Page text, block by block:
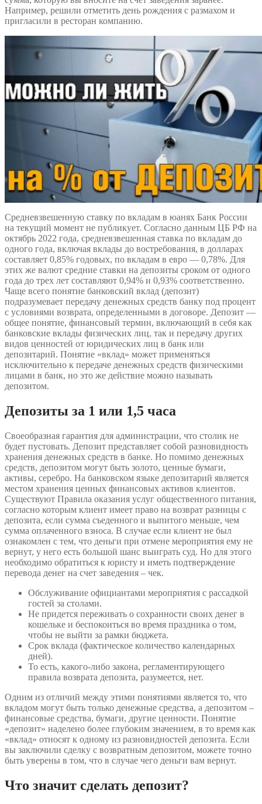
Например, решили отметить день рождения с размахом и
пригласили в ресторан компанию.
Средневзвешенную ставку по вкладам в юанях Банк России
на текущий момент не публикует. Согласно данным ЦБ РФ на
октябрь 2022 года, средневзвешенная ставка по вкладам до
одного года, включая вклады до востребования, в долларах
составляет 0,85% годовых, по вкладам в евро — 0,78%. Для
этих же валют средние ставки на депозиты сроком от одного
года до трех лет составляют 0,94% и 0,93% соответственно.
Чаще всего понятие банковский вклад (депозит)
подразумевает передачу денежных средств банку под процент
с условиями возврата, определенными в договоре. Депозит —
общее понятие, финансовый термин, включающий в себя как
банковские вклады физических лиц, так и передачу других
видов ценностей от юридических лиц в банк или
депозитарий. Понятие «вклад» может применяться
исключительно к передаче денежных средств физическими
лицами в банк, но это же действие можно называть
депозитом.
Депозиты за 1 или 1,5 часа
Своеобразная гарантия для администрации, что столик не
будет пустовать. Депозит представляет собой разновидность
хранения денежных средств в банке. Но помимо денежных
средств, депозитом могут быть золото, ценные бумаги,
активы, серебро. На банковском языке депозитарий является
местом хранения ценных финансовых активов клиентов.
Существуют Правила оказания услуг общественного питания,
согласно которым клиент имеет право на возврат разницы с
депозита, если сумма съеденного и выпитого меньше, чем
сумма оплаченного взноса. В случае если клиент не был
ознакомлен с тем, что деньги при отмене мероприятия ему не
вернут, у него есть большой шанс выиграть суд. Но для этого
необходимо обратиться к юристу и иметь подтверждение
перевода денег на счет заведения – чек.
Обслуживание официантами мероприятия с рассадкой
гостей за столами.
Не придется переживать о сохранности своих денег в
кошельке и беспокоиться во время праздника о том,
чтобы не выйти за рамки бюджета.
Срок вклада (фактическое количество календарных
дней).
То есть, какого-либо закона, регламентирующего
правила возврата депозита, разумеется, нет.
Одним из отличий между этими понятиями является то, что
вкладом могут быть только денежные средства, а депозитом –
финансовые средства, бумаги, другие ценности. Понятие
«депозит» наделено более глубоким значением, в то время как
«вклад» относят к одному из разновидностей депозита. Если
вы заключили сделку с возвратным депозитом, можете точно
быть уверены в том, что в случае чего деньги вам вернут.
Что значит сделать депозит?